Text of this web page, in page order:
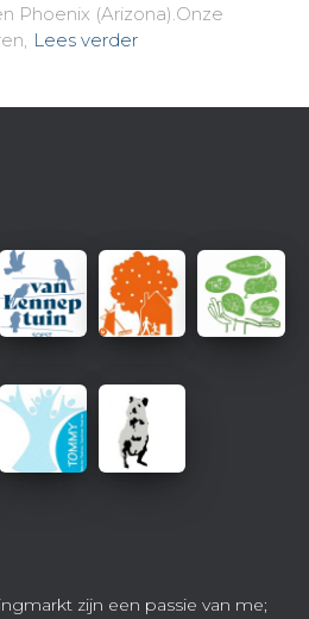
Phoenix (Arizona).Onze
Lees verder
zijn een passie van me;